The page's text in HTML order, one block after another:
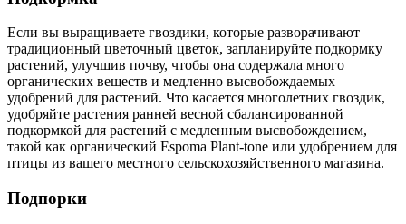
Если вы выращиваете гвоздики, которые разворачивают
традиционный цветочный цветок, запланируйте подкормку
растений, улучшив почву, чтобы она содержала много
органических веществ и медленно высвобождаемых
удобрений для растений. Что касается многолетних гвоздик,
удобряйте растения ранней весной сбалансированной
подкормкой для растений с медленным высвобождением,
такой как органический Espoma Plant-tone или удобрением для
птицы из вашего местного сельскохозяйственного магазина.
Подпорки